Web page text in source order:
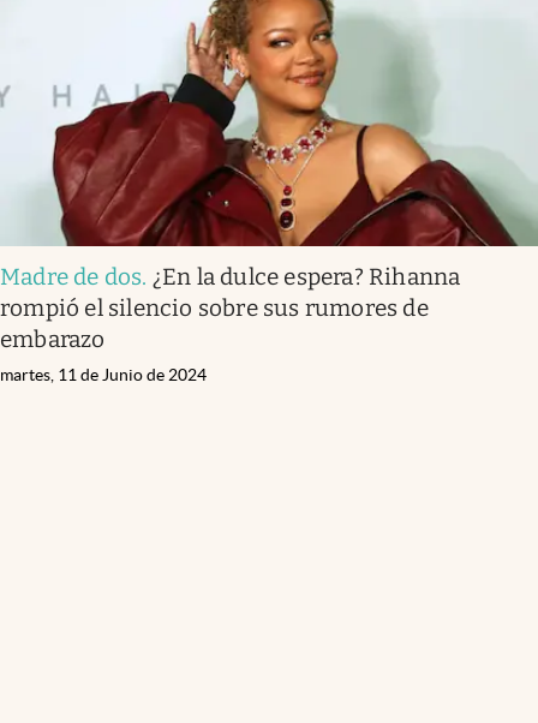
Madre de dos. ¿En la dulce espera? Rihanna
rompió el silencio sobre sus rumores de
embarazo
martes, 11 de Junio de 2024